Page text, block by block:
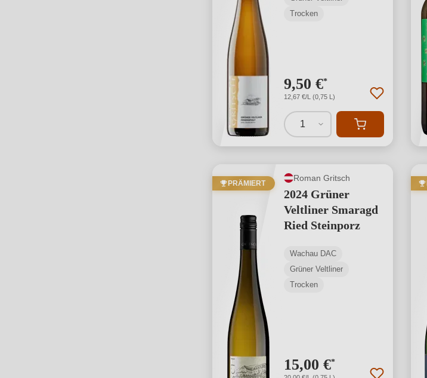
Trocken
9,50 €*
12,67 €/L (0,75 L)
1
PRÄMIERT
Roman Gritsch
2024 Grüner
Veltliner Smaragd
Ried Steinporz
Wachau DAC
Grüner Veltliner
Trocken
15,00 €*